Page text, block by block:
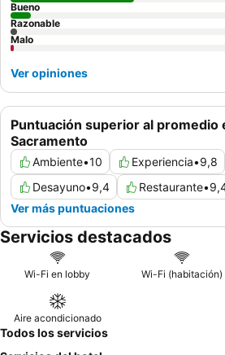
Puntuación superior al promedio
Sacramento
Ambiente•10 Experiencia•9,8
Desayuno•9,4 Restaurante•
Ver más puntuaciones
Bueno
Razonable
Malo
Ver opiniones
Servicios destacados
Wi-Fi en lobby Wi-Fi (habitación)
Aire acondicionado
Todos los servicios